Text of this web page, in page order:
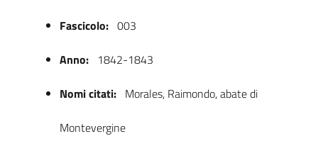
Fascicolo: 003
Anno: 1842-1843
Nomi citati: Morales, Raimondo, abate di
Montevergine